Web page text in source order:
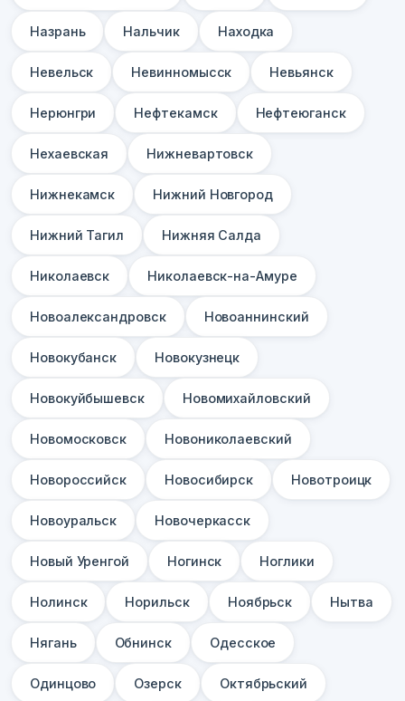
Назрань Нальчик Находка
Невельск Невинномысск Невьянск
Нерюнгри Нефтекамск Нефтеюганск
Нехаевская Нижневартовск
Нижнекамск Нижний Новгород
Нижний Тагил Нижняя Салда
Николаевск Николаевск-на-Амуре
Новоалександровск Новоаннинский
Новокубанск Новокузнецк
Новокуйбышевск Новомихайловский
Новомосковск Новониколаевский
Новороссийск Новосибирск Новотроицк
Новоуральск Новочеркасск
Новый Уренгой Ногинск Ноглики
Нолинск Норильск Ноябрьск Нытва
Нягань Обнинск Одесское
Одинцово Озерск Октябрьский